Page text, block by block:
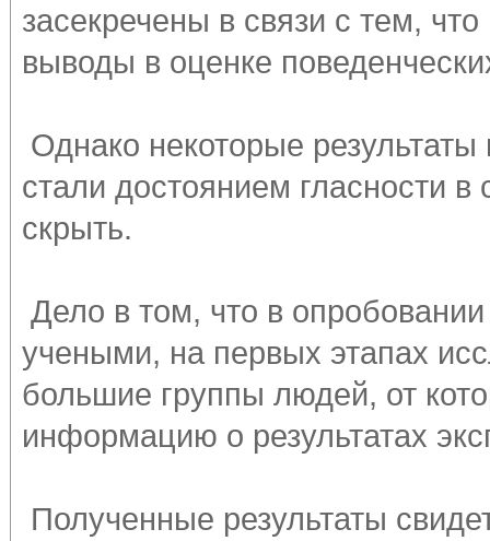
засекречены в связи с тем,
выводы в оценке
Однако некоторые
стали достоянием гласности
скрыть.
Дело в том, что в
учеными, на первых этапах
большие группы людей, от
информацию о результатах
Полученные результаты